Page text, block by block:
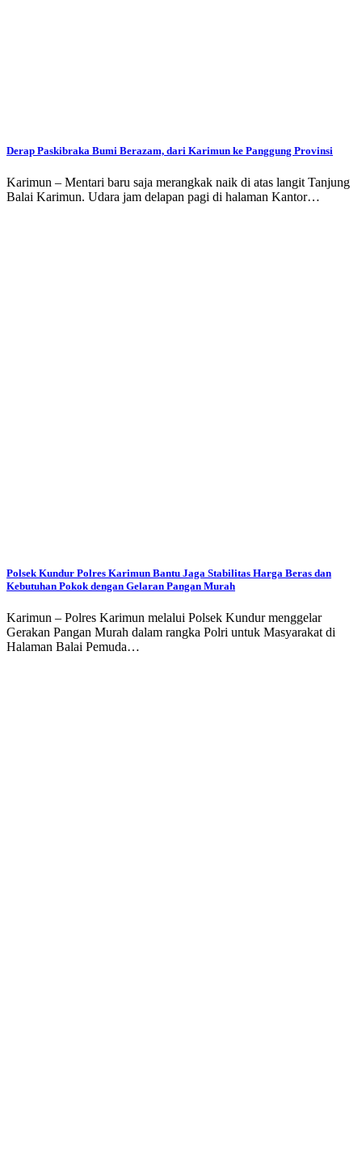
Derap Paskibraka Bumi Berazam, dari Karimun ke Panggung Provinsi
Karimun – Mentari baru saja merangkak naik di atas langit Tanjung
Balai Karimun. Udara jam delapan pagi di halaman Kantor…
Polsek Kundur Polres Karimun Bantu Jaga Stabilitas Harga Beras dan
Kebutuhan Pokok dengan Gelaran Pangan Murah
Karimun – Polres Karimun melalui Polsek Kundur menggelar
Gerakan Pangan Murah dalam rangka Polri untuk Masyarakat di
Halaman Balai Pemuda…